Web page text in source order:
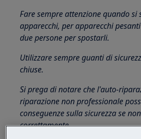
Fare sempre attenzione quando si
apparecchi, per apparecchi
due persone per spostarli.
Utilizzare sempre guanti di
chiuse.
Si prega di notare che l'auto-
riparazione non professionale
conseguenze sulla sicurezza se
correttamente